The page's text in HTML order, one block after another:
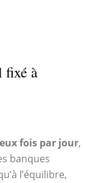
fixé à
fois par jour,
banques
l’équilibre,